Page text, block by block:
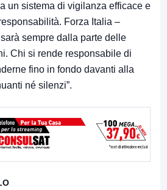
un sistema di vigilanza efficace e
Forza Italia –
sempre dalla parte delle
Chi si rende responsabile di
fino in fondo davanti alla
né silenzi”.